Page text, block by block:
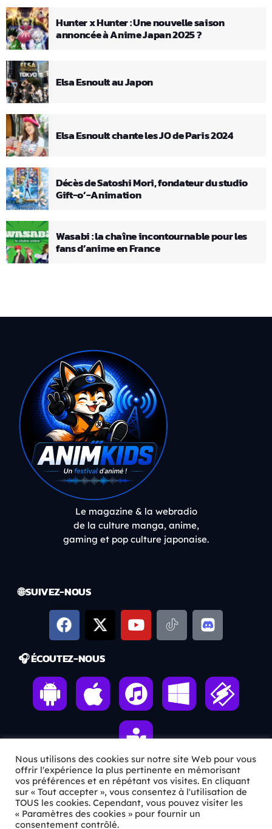
Hunter x Hunter : Une nouvelle saison
annoncée à Anime Japan 2025 ?
Elsa Esnoult au Japon
Elsa Esnoult chante les JO de Paris 2024
Décès de Satoshi Mori, fondateur du studio
Gift-o’-Animation
Wasabi : la chaîne incontournable pour les
fans d’anime en France
Le magazine & la webradio
de la culture manga, anime,
gaming et pop culture japonaise.
🌐 SUIVEZ-NOUS
🎧 ÉCOUTEZ-NOUS
ℹ️ INFOS PRATIQUES
✉️Contact
Nous utilisons des cookies sur notre site Web pour vous
offrir l'expérience la plus pertinente en mémorisant
vos préférences et en répétant vos visites. En cliquant
sur « Tout accepter », vous consentez à l'utilisation de
TOUS les cookies. Cependant, vous pouvez visiter les
« Paramètres des cookies » pour fournir un
consentement contrôlé.